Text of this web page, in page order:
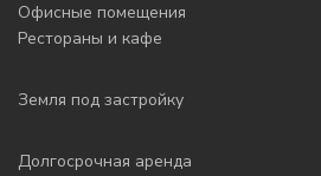
Офисные помещения
Рестораны и кафе
Земля под застройку
Долгосрочная аренда